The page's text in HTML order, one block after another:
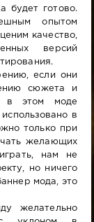
будет готово.
опытом
качество,
версий
если они
сюжета и
в этом моде
в
только при
желающих
нам не
но ничего
мода, это
желательно